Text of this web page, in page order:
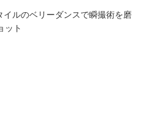
イルのベリーダンスで瞬撮術を磨
ット